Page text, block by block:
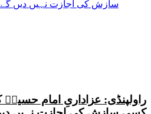
راولپنڈی: عزاداریِ امام